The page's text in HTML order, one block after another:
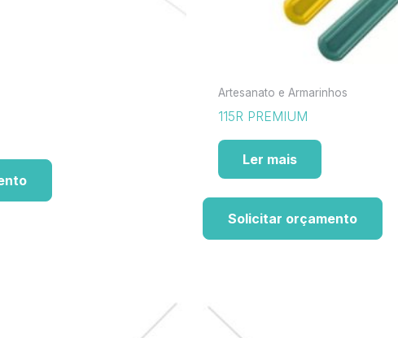
Artesanato e Armarinhos
115R PREMIUM
Ler mais
Solicitar orçamento